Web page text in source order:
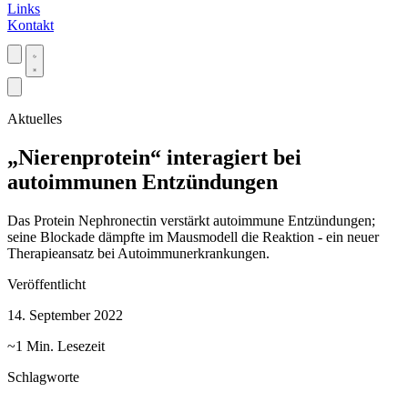
Links
Kontakt
Aktuelles
„Nierenprotein“ interagiert bei
autoimmunen Entzündungen
Das Protein Nephronectin verstärkt autoimmune Entzündungen;
seine Blockade dämpfte im Mausmodell die Reaktion - ein neuer
Therapieansatz bei Autoimmunerkrankungen.
Veröffentlicht
14. September 2022
~1 Min. Lesezeit
Schlagworte